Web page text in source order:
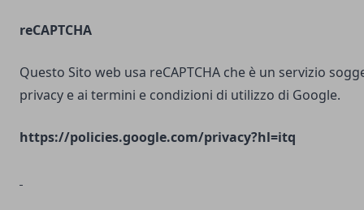
reCAPTCHA
Questo Sito web usa reCAPTCHA che è un servizio
privacy e ai termini e condizioni di utilizzo di Google.
https://policies.google.com/privacy?hl=itq